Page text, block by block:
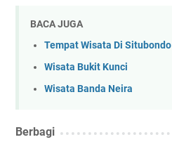
BACA JUGA
Tempat Wisata Di Situbondo
Wisata Bukit Kunci
Wisata Banda Neira
Berbagi